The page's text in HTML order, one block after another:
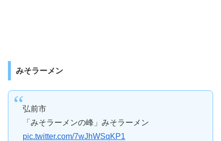
みそラーメン
弘前市
「みそラーメンの峰」みそラーメン
pic.twitter.com/7wJhWSqKP1